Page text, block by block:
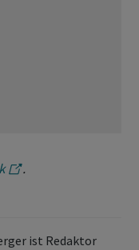
.
ist Redaktor